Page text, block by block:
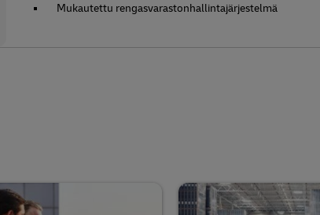
Mukautettu rengasvarastonhallintajärjestelmä